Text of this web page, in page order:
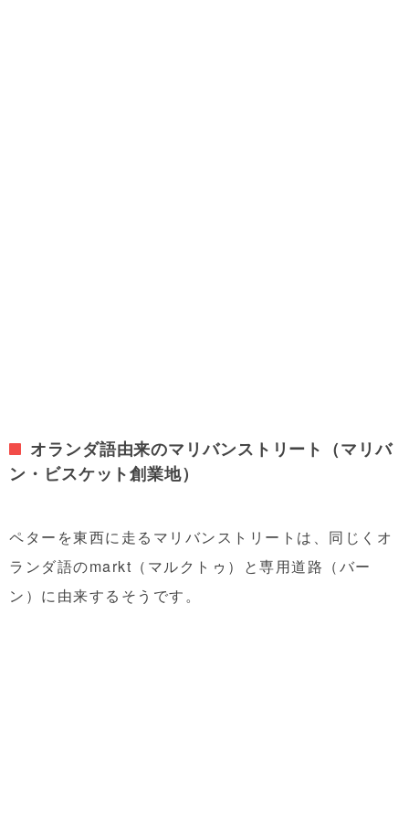
オランダ語由来のマリバンストリート（マリバ
ン・ビスケット創業地）
ペターを東西に走るマリバンストリートは、同じくオ
ランダ語のmarkt（マルクトゥ）と専用道路（バー
ン）に由来するそうです。